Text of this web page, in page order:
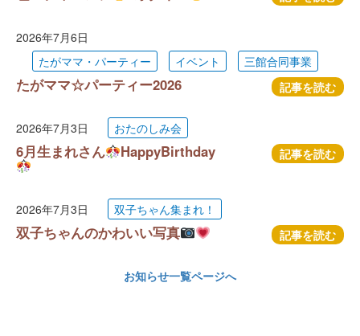
2026年7月6日
たがママ・パーティー
イベント 三館合同事業
たがママ☆パーティー2026 記事を読む
2026年7月3日 おたのしみ会
6月生まれさん HappyBirthday 記事を読む
2026年7月3日 双子ちゃん集まれ！
双子ちゃんのかわいい写真 記事を読む
お知らせ一覧ページへ